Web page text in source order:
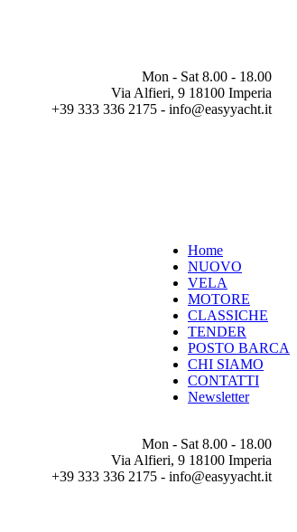
Mon - Sat 8.00 - 18.00
Via Alfieri, 9 18100 Imperia
+39 333 336 2175 - info@easyyacht.it
Home
NUOVO
VELA
MOTORE
CLASSICHE
TENDER
POSTO BARCA
CHI SIAMO
CONTATTI
Newsletter
Mon - Sat 8.00 - 18.00
Via Alfieri, 9 18100 Imperia
+39 333 336 2175 - info@easyyacht.it